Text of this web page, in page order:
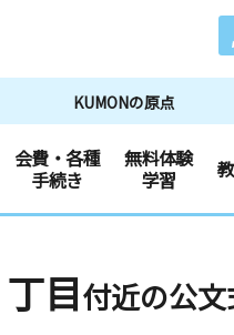
KUMONの原点
会費・各種
手続き
無料体験
学習
目付近の公